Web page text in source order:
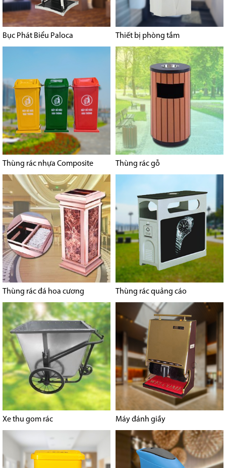
Bục Phát Biểu Paloca Thiết bị phòng tắm
Thùng rác nhựa Composite Thùng rác gỗ
Thùng rác đá hoa cương Thùng rác quảng cáo
Xe thu gom rác Máy đánh giầy